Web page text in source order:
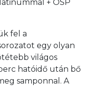
+ OSP
fel a
egy olyan
világos
hatóidő után bő
samponnal. A